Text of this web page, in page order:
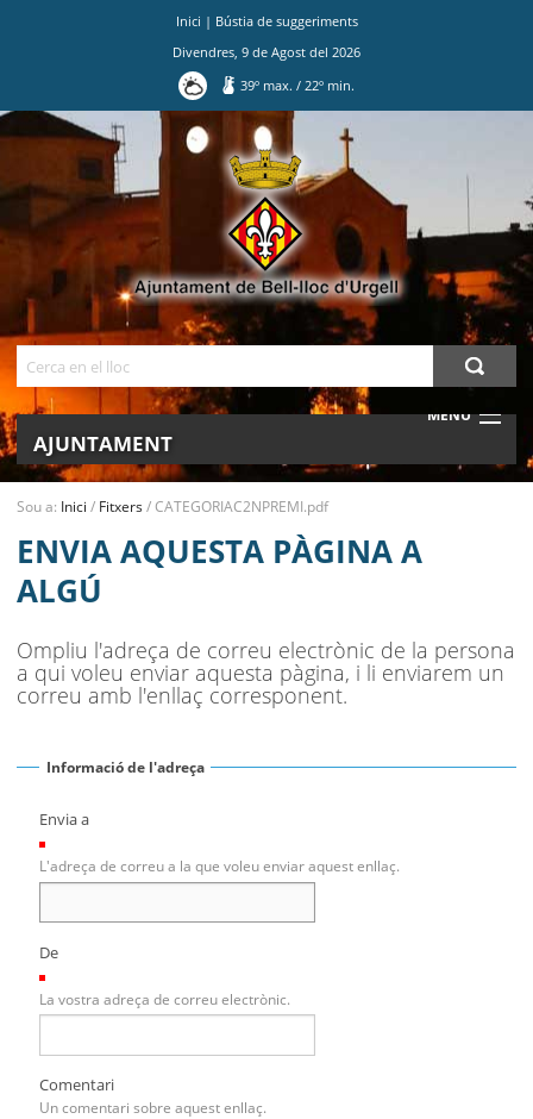
Inici | Bústia de suggeriments
Divendres 9 de Agost del 2026
39º max./ 22º min.
MENU
AJUNTAMENT
SEU ELECTRÒNICA
BELL-LLOC SOLUCIONA
Sou a: Inici / Fitxers/CATEGORIAC2NPREMI.pdf
ENVIA AQUESTA PÀGINA A
ALGÚ
Ompliu l'adreça de correu electrònic de la persona
a qui voleu enviar aquesta pàgina, i li enviarem un
correu amb l'enllaç corresponent.
Informació de l'adreça
Envia a
L'adreça de correu a la que voleu enviar aquest enllaç.
De
La vostra adreça de correu electrònic.
Comentari
Un comentari sobre aquest enllaç.